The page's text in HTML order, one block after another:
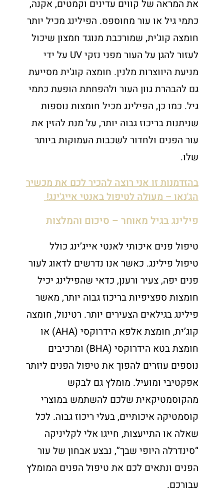
את המראה של קווים עדינים וקמטים, אקנה,
כתמי גיל או עור מחוספס. הפילינג מכיל יותר
חומצה קוג'ית, שמורכבת מנוגד חמצון שיכול
לעזור להגן על העור מפני נזקי UV על ידי
מניעת היווצרות מלנין. חומצה קוג'ית מסייעת
גם להבהרת גוון העור ולהפחתת הופעת כתמי
גיל. כמו כן, הפילינג מכיל חומצות נוספות
שניתנות בריכוז גבוה יותר, על מנת להזין את
עור הפנים ולחדור לשכבות העמוקות ביותר
שלו.
בהזדמנות זו אני רוצה להכיר לכם את מכשיר
הג'נאו – מעולה לטיפול באנטי אייג'ינג!
פילינג בגיל מאוחר – סיכום והמלצות
טיפול פנים איכותי לאנטי אייג’ינג כולל
טיפול פילינג. כאשר אנו נדרשים לדאוג לעור
פנים יפה, צעיר ורענן, כדאי שהפילינג יכיל
חומצות ספציפיות בריכוז גבוה יותר, מאשר
פילינג בגילאים הצעירים יותר. רטינול, חומצה
קוג’ית, חומצת אלפא הידרוקסי (AHA) או
חומצת בטא הידרוקסי (BHA) ומרכיבים
נוספים עוזרים להפוך את טיפול הפנים ליותר
אפקטיבי ומועיל. מומלץ גם לבקש
מהקוסמטיקאית שלכם להשתמש במוצרי
קוסמטיקה איכותיים, בעלי ריכוז גבוה. לכל
שאלה או התייעצות, חייגו אלי לקליניקה
“סינדרלה היופי שבך”, נבצע אבחון של עור
הפנים ונתאים לכם את טיפול הפנים המומלץ
עבורכם.